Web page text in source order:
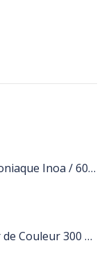
Coloration sans ammoniaque Inoa / 60ML
Shampooing Raviveur de Couleur 300 ml Rose de Schwarzkopf Professional